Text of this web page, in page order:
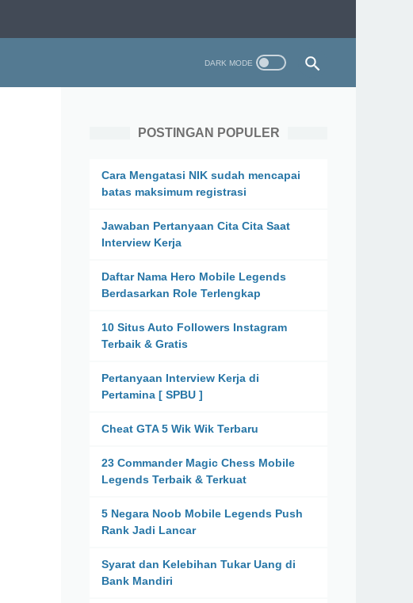
POSTINGAN POPULER
Cara Mengatasi NIK sudah mencapai
batas maksimum registrasi
Jawaban Pertanyaan Cita Cita Saat
Interview Kerja
Daftar Nama Hero Mobile Legends
Berdasarkan Role Terlengkap
10 Situs Auto Followers Instagram
Terbaik & Gratis
Pertanyaan Interview Kerja di
Pertamina [ SPBU ]
Cheat GTA 5 Wik Wik Terbaru
23 Commander Magic Chess Mobile
Legends Terbaik & Terkuat
5 Negara Noob Mobile Legends Push
Rank Jadi Lancar
Syarat dan Kelebihan Tukar Uang di
Bank Mandiri